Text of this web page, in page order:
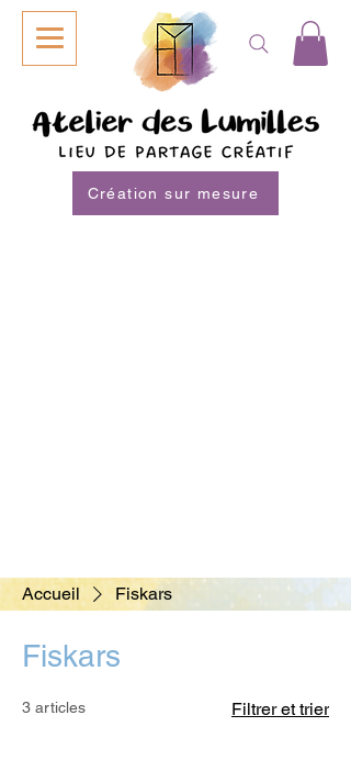
Création sur mesure
Accueil Fiskars
Fiskars
3 articles Filtrer et trier